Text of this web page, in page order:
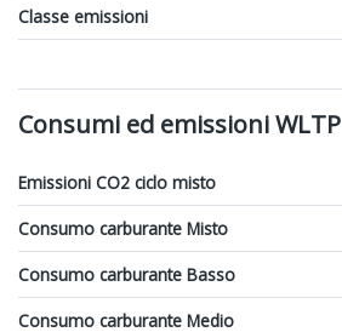
Classe emissioni
Consumi ed emissioni WLTP
Emissioni CO2 ciclo misto
Consumo carburante Misto
Consumo carburante Basso
Consumo carburante Medio